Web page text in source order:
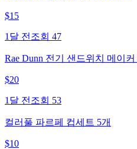
$15
1달 전 조회 47
Rae Dunn 전기 샌드위치 메이커
$20
1달 전 조회 53
컬러풀 파르페 컵세트 5개
$10